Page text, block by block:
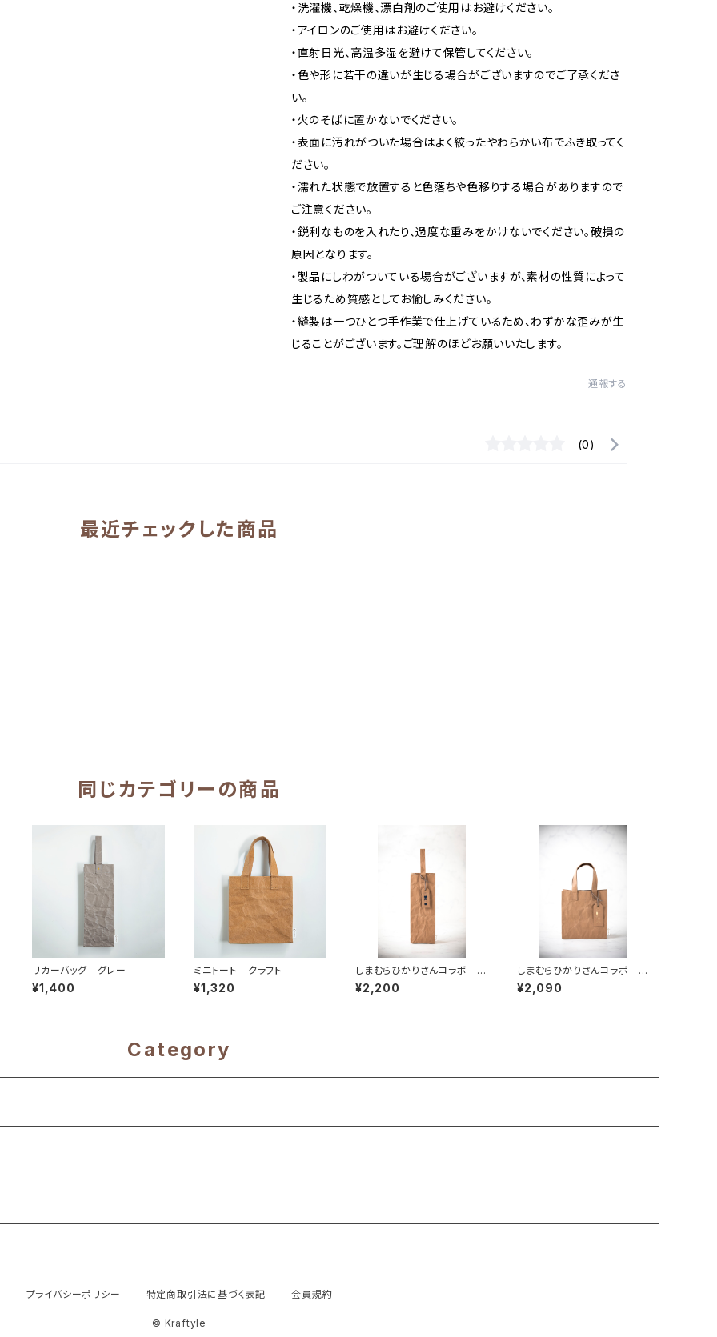
・洗濯機、乾燥機、漂白剤のご使用はお避けください。
・アイロンのご使用はお避けください。
・直射日光、高温多湿を避けて保管してください。
・色や形に若干の違いが生じる場合がございますのでご了承くださ
い。
・火のそばに置かないでください。
・表面に汚れがついた場合はよく絞ったやわらかい布でふき取ってく
ださい。
・濡れた状態で放置すると色落ちや色移りする場合がありますので
ご注意ください。
・鋭利なものを入れたり、過度な重みをかけないでください。破損の
原因となります。
・製品にしわがついている場合がございますが、素材の性質によって
生じるため質感としてお愉しみください。
・縫製は一つひとつ手作業で仕上げているため、わずかな歪みが生
じることがございます。ご理解のほどお願いいたします。
通報する
(0)
最近チェックした商品
同じカテゴリーの商品
リカーバッグ グレー
¥1,400
ミニトート クラフト
¥1,320
しまむらひかりさんコラボ リ
カーバッグ クラフト（くま）
¥2,200
しまむらひかりさんコラボ ミ
ニトート クラフト（もり）
¥2,090
Category
プライバシーポリシー 特定商取引法に基づく表記 会員規約
© Kraftyle